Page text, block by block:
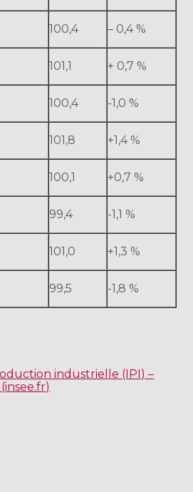
100,4 – 0,4 %
101,1 + 0,7 %
100,4 -1,0 %
101,8 +1,4 %
100,1 +0,7 %
99,4 -1,1 %
101,0 +1,3 %
99,5 -1,8 %
industrielle (IPI) –